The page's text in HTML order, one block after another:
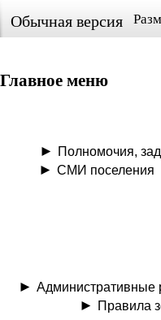
Обычная версия
Главное меню
Полномочия,
СМИ поселения
Административные
Правила